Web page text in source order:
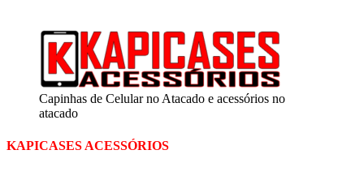
Capinhas de Celular no Atacado e acessórios no
atacado
KAPICASES ACESSÓRIOS